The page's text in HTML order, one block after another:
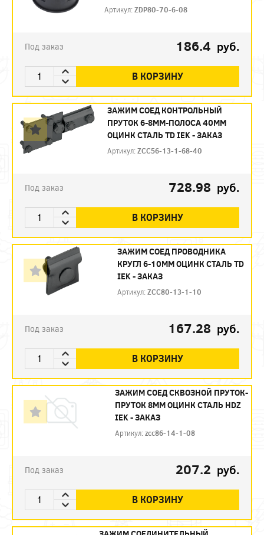
Артикул:ZDP80-70-6-08
Под заказ 186.4 руб.
В КОРЗИНУ
ЗАЖИМ СОЕД КОНТРОЛЬНЫЙ
ПРУТОК 6-8ММ-ПОЛОСА 40ММ
ОЦИНК СТАЛЬ TD IEK - ЗАКАЗ
Артикул:ZCC56-13-1-68-40
Под заказ 728.98 руб.
В КОРЗИНУ
ЗАЖИМ СОЕД ПРОВОДНИКА
КРУГЛ 6-10ММ ОЦИНК СТАЛЬ TD
IEK - ЗАКАЗ
Артикул:ZCC80-13-1-10
Под заказ 167.28 руб.
В КОРЗИНУ
ЗАЖИМ СОЕД СКВОЗНОЙ ПРУТОК-
ПРУТОК 8ММ ОЦИНК СТАЛЬ HDZ
IEK - ЗАКАЗ
Артикул:zcc86-14-1-08
Под заказ 207.2 руб.
В КОРЗИНУ